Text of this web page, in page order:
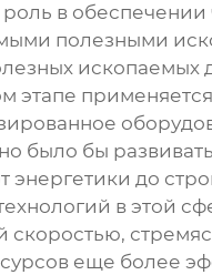
в обеспечении
полезными
ископаемых
этапе применяется
было бы
энергетики до
в этой
скоростью,
еще более